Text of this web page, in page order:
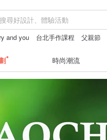
and you 台北手作課程 父親節
時尚潮流